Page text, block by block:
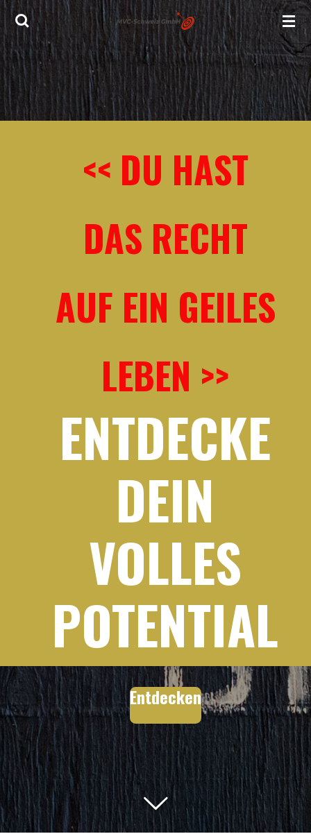
Zum
Hauptinhalt
springen
<< DU HAST
DAS RECHT
AUF EIN GEILES
LEBEN >>
ENTDECKE
DEIN
VOLLES
POTENTIAL
Entdecken